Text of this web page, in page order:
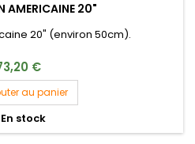
AMERICAINE 20"
20" (environ 50cm).
€
au panier
En stock